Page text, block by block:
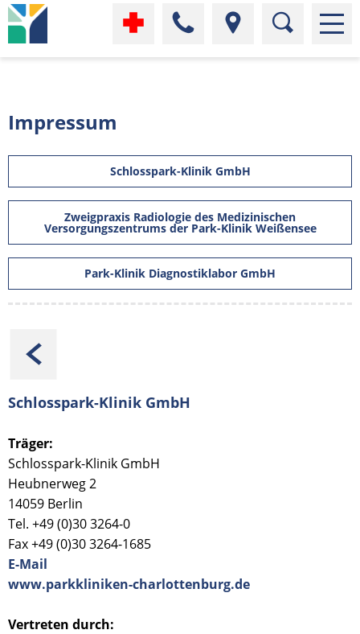
Impressum
Schlosspark-Klinik GmbH
Zweigpraxis Radiologie des Medizinischen
Versorgungszentrums der Park-Klinik Weißensee
Park-Klinik Diagnostiklabor GmbH
Schlosspark-Klinik GmbH
Träger:
Schlosspark-Klinik GmbH
Heubnerweg 2
14059 Berlin
Tel. +49 (0)30 3264-0
Fax +49 (0)30 3264-1685
E-Mail
www.parkkliniken-charlottenburg.de
Vertreten durch: